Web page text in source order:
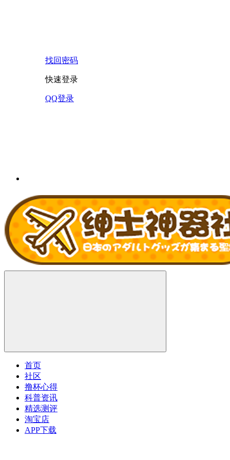
找回密码
快速登录
QQ登录
首页
社区
撸杯心得
科普资讯
精选测评
淘宝店
APP下载